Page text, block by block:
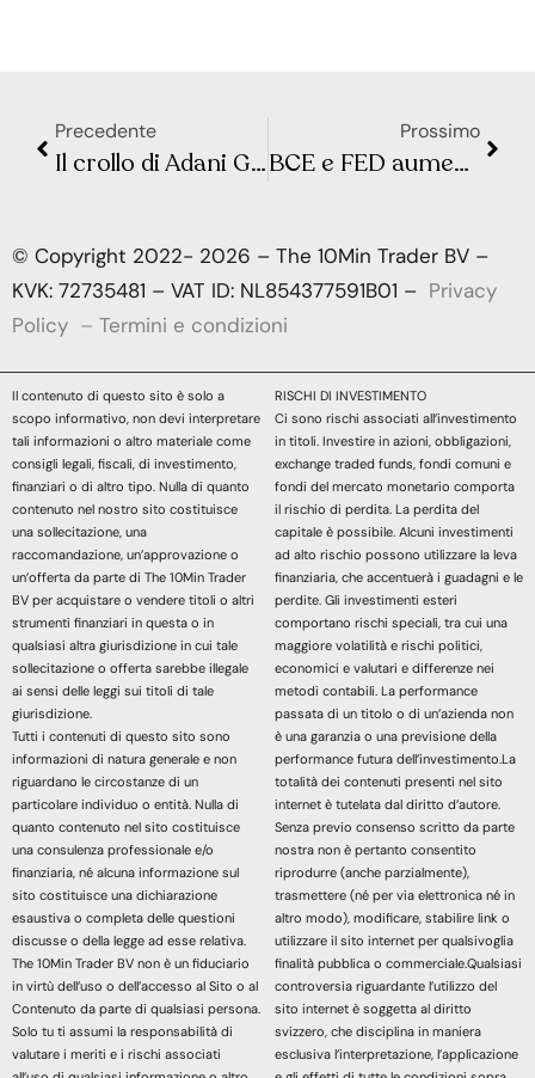
Precedente
Il crollo di Adani Group cancella 74 miliardi di dollari
Prossimo
BCE e FED aumentano i tassi, e i mutui a tasso variabile si alzano
© Copyright 2022- 2026 – The 10Min Trader BV –
KVK: 72735481 – VAT ID: NL854377591B01 – Privacy
Policy – Termini e condizioni
Il contenuto di questo sito è solo a
scopo informativo, non devi interpretare
tali informazioni o altro materiale come
consigli legali, fiscali, di investimento,
finanziari o di altro tipo. Nulla di quanto
contenuto nel nostro sito costituisce
una sollecitazione, una
raccomandazione, un’approvazione o
un’offerta da parte di The 10Min Trader
BV per acquistare o vendere titoli o altri
strumenti finanziari in questa o in
qualsiasi altra giurisdizione in cui tale
sollecitazione o offerta sarebbe illegale
ai sensi delle leggi sui titoli di tale
giurisdizione.
Tutti i contenuti di questo sito sono
informazioni di natura generale e non
riguardano le circostanze di un
particolare individuo o entità. Nulla di
quanto contenuto nel sito costituisce
una consulenza professionale e/o
finanziaria, né alcuna informazione sul
sito costituisce una dichiarazione
esaustiva o completa delle questioni
discusse o della legge ad esse relativa.
The 10Min Trader BV non è un fiduciario
in virtù dell’uso o dell’accesso al Sito o al
Contenuto da parte di qualsiasi persona.
Solo tu ti assumi la responsabilità di
valutare i meriti e i rischi associati
RISCHI DI INVESTIMENTO
Ci sono rischi associati all’investimento
in titoli. Investire in azioni, obbligazioni,
exchange traded funds, fondi comuni e
fondi del mercato monetario comporta
il rischio di perdita. La perdita del
capitale è possibile. Alcuni investimenti
ad alto rischio possono utilizzare la leva
finanziaria, che accentuerà i guadagni e le
perdite. Gli investimenti esteri
comportano rischi speciali, tra cui una
maggiore volatilità e rischi politici,
economici e valutari e differenze nei
metodi contabili. La performance
passata di un titolo o di un’azienda non
è una garanzia o una previsione della
performance futura dell’investimento.La
totalità dei contenuti presenti nel sito
internet è tutelata dal diritto d’autore.
Senza previo consenso scritto da parte
nostra non è pertanto consentito
riprodurre (anche parzialmente),
trasmettere (né per via elettronica né in
altro modo), modificare, stabilire link o
utilizzare il sito internet per qualsivoglia
finalità pubblica o commerciale.Qualsiasi
controversia riguardante l’utilizzo del
sito internet è soggetta al diritto
svizzero, che disciplina in maniera
esclusiva l’interpretazione, l’applicazione